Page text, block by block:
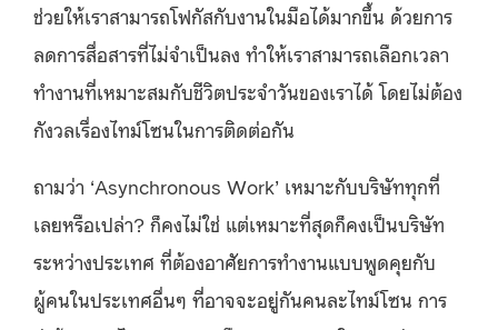
ช่วยให้เราสามารถโฟกัสกับงานในมือได้มากขึ้น ด้วยการ
ลดการสื่อสารที่ไม่จำเป็นลง ทำให้เราสามารถเลือกเวลา
ทำงานที่เหมาะสมกับชีวิตประจำวันของเราได้ โดยไม่ต้อง
กังวลเรื่องไทม์โซนในการติดต่อกัน
ถามว่า ‘Asynchronous Work’ เหมาะกับบริษัททุกที่
เลยหรือเปล่า? ก็คงไม่ใช่ แต่เหมาะที่สุดก็คงเป็นบริษัท
ระหว่างประเทศ ที่ต้องอาศัยการทำงานแบบพูดคุยกับ
ผู้คนในประเทศอื่นๆ ที่อาจจะอยู่กันคนละไทม์โซน การ